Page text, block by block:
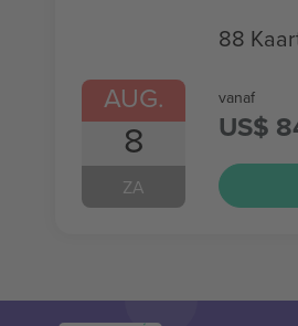
AUG.
8
ZA
88
vanaf
US$